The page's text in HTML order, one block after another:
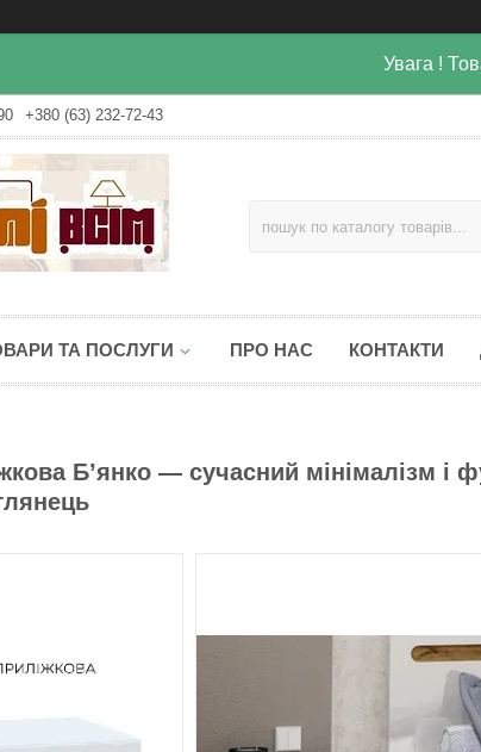
Увага !
+380 (63) 232-72-43
ТА ПОСЛУГИ ПРО НАС КОНТАКТИ
Б’янко — сучасний мінімалізм і